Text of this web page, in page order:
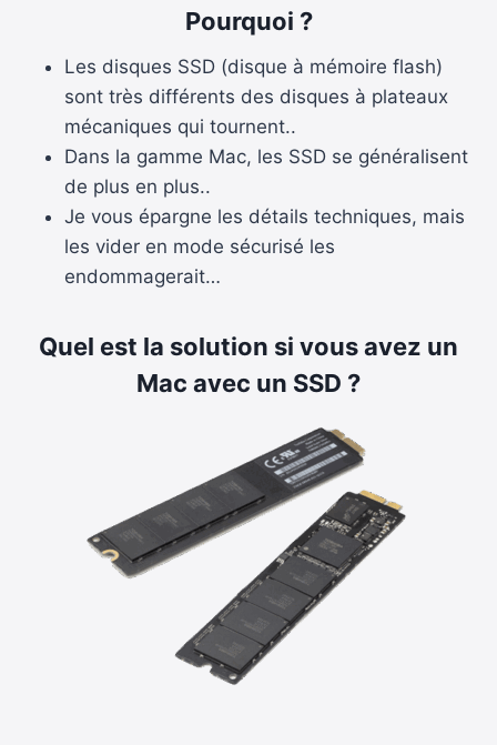
Pourquoi ?
Les disques SSD (disque à mémoire flash)
sont très différents des disques à plateaux
mécaniques qui tournent..
Dans la gamme Mac, les SSD se généralisent
de plus en plus..
Je vous épargne les détails techniques, mais
les vider en mode sécurisé les
endommagerait…
Quel est la solution si vous avez un
Mac avec un SSD ?